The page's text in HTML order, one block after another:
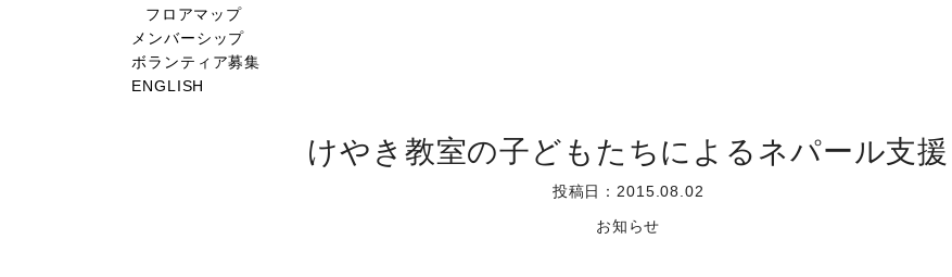
フロアマップ
メンバーシップ
ボランティア募集
ENGLISH
けやき教室の子どもたちによるネパール支援
投稿日：2015.08.02
お知らせ